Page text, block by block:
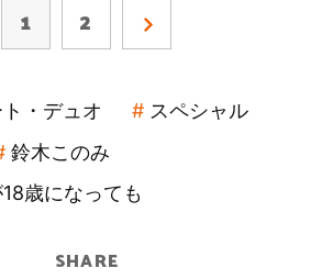
1 2
・デュオ
スペシャル
鈴木このみ
歳になっても
SHARE